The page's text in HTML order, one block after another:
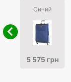
Синий
5 575 грн